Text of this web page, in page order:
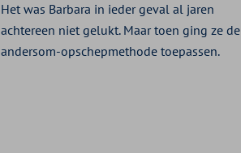
Het was Barbara in ieder geval al jaren
achtereen niet gelukt. Maar toen ging ze de
andersom-opschepmethode toepassen.